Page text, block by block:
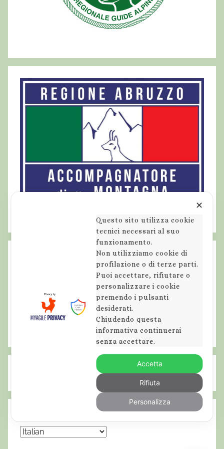
✕
Questo sito utilizza cookie
tecnici necessari al suo
funzionamento.
Non utilizziamo cookie di
profilazione o di terze parti.
Puoi accettare, rifiutare o
personalizzare i cookie
premendo i pulsanti
desiderati.
Chiudendo questa
informativa continuerai
senza accettare.
Accetta
Rifiuta
Personalizza